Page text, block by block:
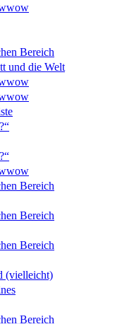
Bereich
und die Welt
Bereich
Bereich
Bereich
(vielleicht)
Bereich